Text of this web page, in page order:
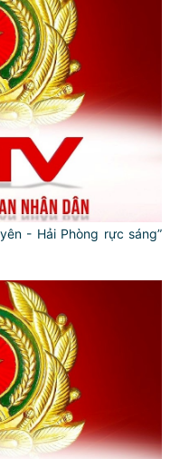
- Hải Phòng rực sáng”